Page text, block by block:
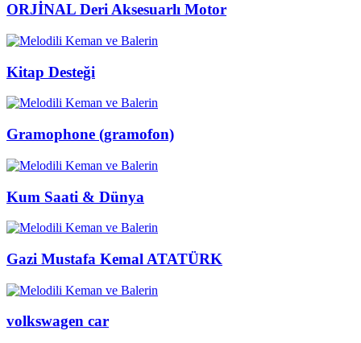
ORJİNAL Deri Aksesuarlı Motor
Kitap Desteği
Gramophone (gramofon)
Kum Saati & Dünya
Gazi Mustafa Kemal ATATÜRK
volkswagen car